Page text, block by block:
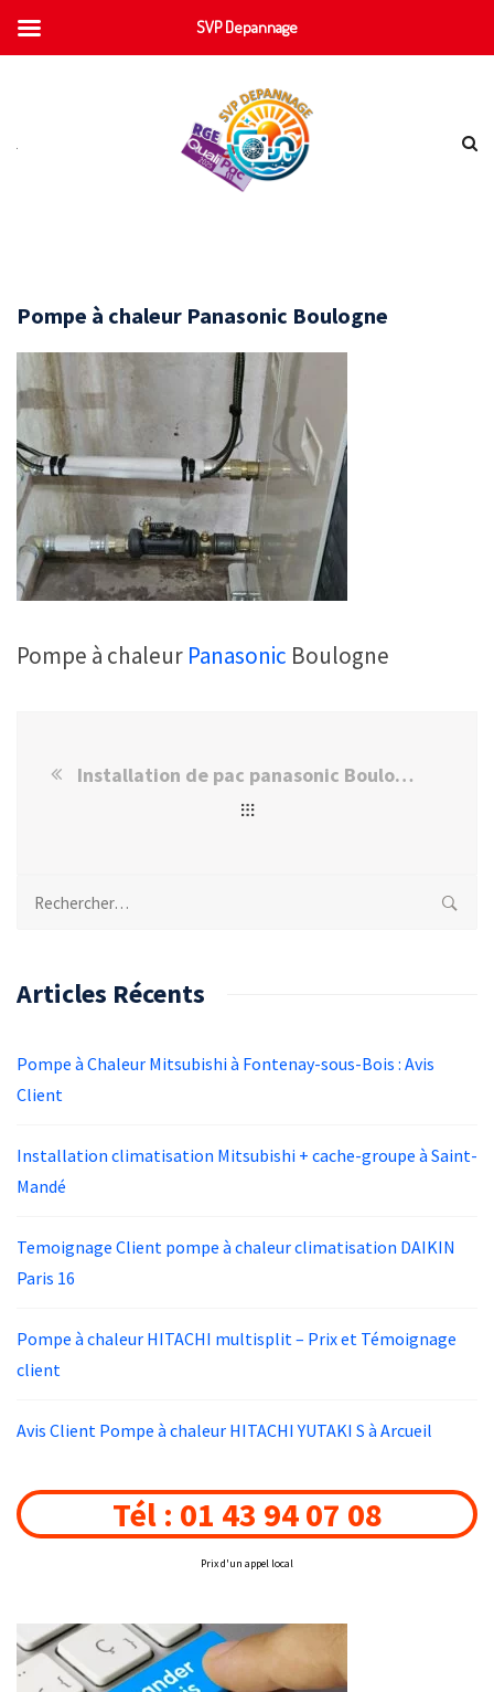
Pompe à chaleur Panasonic Boulogne
Pompe à chaleur Panasonic Boulogne
Installation de pac panasonic Boulogne-Billancourt
Rechercher :
Articles Récents
Pompe à Chaleur Mitsubishi à Fontenay-sous-Bois : Avis
Client
Installation climatisation Mitsubishi + cache-groupe à Saint-
Mandé
Temoignage Client pompe à chaleur climatisation DAIKIN
Paris 16
Pompe à chaleur HITACHI multisplit – Prix et Témoignage
client
Avis Client Pompe à chaleur HITACHI YUTAKI S à Arcueil
Tél : 01 43 94 07 08
Prix d'un appel local
SVP Depannage